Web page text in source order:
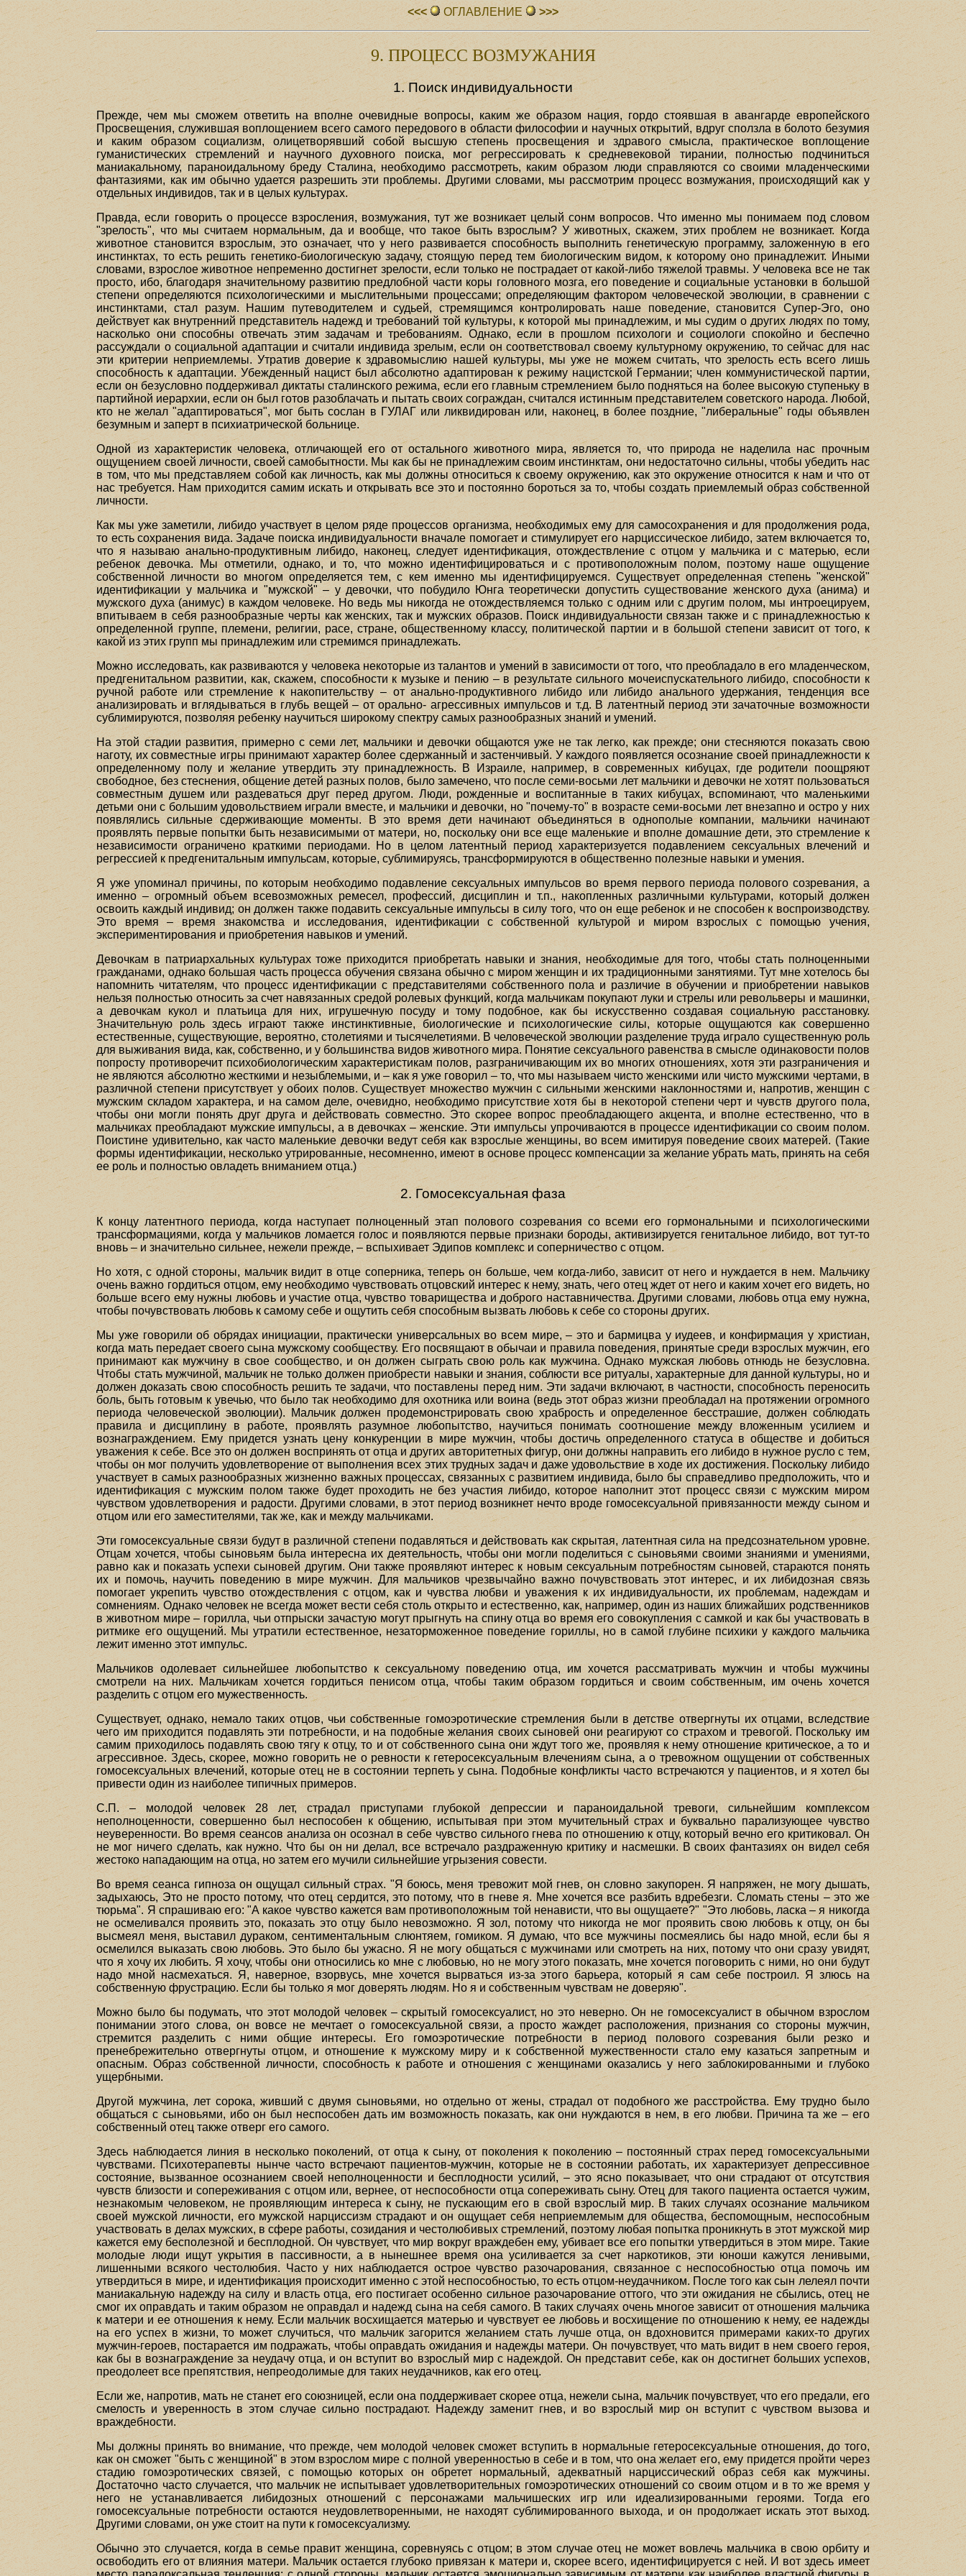
<<< ОГЛАВЛЕHИЕ >>>
9. ПРОЦЕСС ВОЗМУЖАНИЯ
1. Поиск индивидуальности
Прежде, чем мы сможем ответить на вполне очевидные вопросы, каким же образом нация, гордо стоявшая в авангарде европейского
Просвещения, служившая воплощением всего самого передового в области философии и научных открытий, вдруг сползла в болото безумия
и каким образом социализм, олицетворявший собой высшую степень просвещения и здравого смысла, практическое воплощение
гуманистических стремлений и научного духовного поиска, мог регрессировать к средневековой тирании, полностью подчиниться
маниакальному, параноидальному бреду Сталина, необходимо рассмотреть, каким образом люди справляются со своими младенческими
фантазиями, как им обычно удается разрешить эти проблемы. Другими словами, мы рассмотрим процесс возмужания, происходящий как у
отдельных индивидов, так и в целых культурах.
Правда, если говорить о процессе взросления, возмужания, тут же возникает целый сонм вопросов. Что именно мы понимаем под словом
"зрелость", что мы считаем нормальным, да и вообще, что такое быть взрослым? У животных, скажем, этих проблем не возникает. Когда
животное становится взрослым, это означает, что у него развивается способность выполнить генетическую программу, заложенную в его
инстинктах, то есть решить генетико-биологическую задачу, стоящую перед тем биологическим видом, к которому оно принадлежит. Иными
словами, взрослое животное непременно достигнет зрелости, если только не пострадает от какой-либо тяжелой травмы. У человека все не так
просто, ибо, благодаря значительному развитию предлобной части коры головного мозга, его поведение и социальные установки в большой
степени определяются психологическими и мыслительными процессами; определяющим фактором человеческой эволюции, в сравнении с
инстинктами, стал разум. Нашим путеводителем и судьей, стремящимся контролировать наше поведение, становится Супер-Эго, оно
действует как внутренний представитель надежд и требований той культуры, к которой мы принадлежим, и мы судим о других людях по тому,
насколько они способны отвечать этим задачам и требованиям. Однако, если в прошлом психологи и социологи спокойно и беспечно
рассуждали о социальной адаптации и считали индивида зрелым, если он соответствовал своему культурному окружению, то сейчас для нас
эти критерии неприемлемы. Утратив доверие к здравомыслию нашей культуры, мы уже не можем считать, что зрелость есть всего лишь
способность к адаптации. Убежденный нацист был абсолютно адаптирован к режиму нацистской Германии; член коммунистической партии,
если он безусловно поддерживал диктаты сталинского режима, если его главным стремлением было подняться на более высокую ступеньку в
партийной иерархии, если он был готов разоблачать и пытать своих сограждан, считался истинным представителем советского народа. Любой,
кто не желал "адаптироваться", мог быть сослан в ГУЛАГ или ликвидирован или, наконец, в более поздние, "либеральные" годы объявлен
безумным и заперт в психиатрической больнице.
Одной из характеристик человека, отличающей его от остального животного мира, является то, что природа не наделила нас прочным
ощущением своей личности, своей самобытности. Мы как бы не принадлежим своим инстинктам, они недостаточно сильны, чтобы убедить нас
в том, что мы представляем собой как личность, как мы должны относиться к своему окружению, как это окружение относится к нам и что от
нас требуется. Нам приходится самим искать и открывать все это и постоянно бороться за то, чтобы создать приемлемый образ собственной
личности.
Как мы уже заметили, либидо участвует в целом ряде процессов организма, необходимых ему для самосохранения и для продолжения рода,
то есть сохранения вида. Задаче поиска индивидуальности вначале помогает и стимулирует его нарциссическое либидо, затем включается то,
что я называю анально-продуктивным либидо, наконец, следует идентификация, отождествление с отцом у мальчика и с матерью, если
ребенок девочка. Мы отметили, однако, и то, что можно идентифицироваться и с противоположным полом, поэтому наше ощущение
собственной личности во многом определяется тем, с кем именно мы идентифицируемся. Существует определенная степень "женской"
идентификации у мальчика и "мужской" – у девочки, что побудило Юнга теоретически допустить существование женского духа (анима) и
мужского духа (анимус) в каждом человеке. Но ведь мы никогда не отождествляемся только с одним или с другим полом, мы интроецируем,
впитываем в себя разнообразные черты как женских, так и мужских образов. Поиск индивидуальности связан также и с принадлежностью к
определенной группе, племени, религии, расе, стране, общественному классу, политической партии и в большой степени зависит от того, к
какой из этих групп мы принадлежим или стремимся принадлежать.
Можно исследовать, как развиваются у человека некоторые из талантов и умений в зависимости от того, что преобладало в его младенческом,
предгенитальном развитии, как, скажем, способности к музыке и пению – в результате сильного мочеиспускательного либидо, способности к
ручной работе или стремление к накопительству – от анально-продуктивного либидо или либидо анального удержания, тенденция все
анализировать и вглядываться в глубь вещей – от орально- агрессивных импульсов и т.д. В латентный период эти зачаточные возможности
сублимируются, позволяя ребенку научиться широкому спектру самых разнообразных знаний и умений.
На этой стадии развития, примерно с семи лет, мальчики и девочки общаются уже не так легко, как прежде; они стесняются показать свою
наготу, их совместные игры принимают характер более сдержанный и застенчивый. У каждого появляется осознание своей принадлежности к
определенному полу и желание утвердить эту принадлежность. В Израиле, например, в современных кибуцах, где родители поощряют
свободное, без стеснения, общение детей разных полов, было замечено, что после семи-восьми лет мальчики и девочки не хотят пользоваться
совместным душем или раздеваться друг перед другом. Люди, рожденные и воспитанные в таких кибуцах, вспоминают, что маленькими
детьми они с большим удовольствием играли вместе, и мальчики и девочки, но "почему-то" в возрасте семи-восьми лет внезапно и остро у них
появлялись сильные сдерживающие моменты. В это время дети начинают объединяться в однополые компании, мальчики начинают
проявлять первые попытки быть независимыми от матери, но, поскольку они все еще маленькие и вполне домашние дети, это стремление к
независимости ограничено краткими периодами. Но в целом латентный период характеризуется подавлением сексуальных влечений и
регрессией к предгенитальным импульсам, которые, сублимируясь, трансформируются в общественно полезные навыки и умения.
Я уже упоминал причины, по которым необходимо подавление сексуальных импульсов во время первого периода полового созревания, а
именно – огромный объем всевозможных ремесел, профессий, дисциплин и т.п., накопленных различными культурами, который должен
освоить каждый индивид; он должен также подавить сексуальные импульсы в силу того, что он еще ребенок и не способен к воспроизводству.
Это время – время знакомства и исследования, идентификации с собственной культурой и миром взрослых с помощью учения,
экспериментирования и приобретения навыков и умений.
Девочкам в патриархальных культурах тоже приходится приобретать навыки и знания, необходимые для того, чтобы стать полноценными
гражданами, однако большая часть процесса обучения связана обычно с миром женщин и их традиционными занятиями. Тут мне хотелось бы
напомнить читателям, что процесс идентификации с представителями собственного пола и различие в обучении и приобретении навыков
нельзя полностью относить за счет навязанных средой ролевых функций, когда мальчикам покупают луки и стрелы или револьверы и машинки,
а девочкам кукол и платьица для них, игрушечную посуду и тому подобное, как бы искусственно создавая социальную расстановку.
Значительную роль здесь играют также инстинктивные, биологические и психологические силы, которые ощущаются как совершенно
естественные, существующие, вероятно, столетиями и тысячелетиями. В человеческой эволюции разделение труда играло существенную роль
для выживания вида, как, собственно, и у большинства видов животного мира. Понятие сексуального равенства в смысле одинаковости полов
попросту противоречит психобиологическим характеристикам полов, разграничивающим их во многих отношениях, хотя эти разграничения и
не являются абсолютно жесткими и незыблемыми, и – как я уже говорил – то, что мы называем чисто женскими или чисто мужскими чертами, в
различной степени присутствует у обоих полов. Существует множество мужчин с сильными женскими наклонностями и, напротив, женщин с
мужским складом характера, и на самом деле, очевидно, необходимо присутствие хотя бы в некоторой степени черт и чувств другого пола,
чтобы они могли понять друг друга и действовать совместно. Это скорее вопрос преобладающего акцента, и вполне естественно, что в
мальчиках преобладают мужские импульсы, а в девочках – женские. Эти импульсы упрочиваются в процессе идентификации со своим полом.
Поистине удивительно, как часто маленькие девочки ведут себя как взрослые женщины, во всем имитируя поведение своих матерей. (Такие
формы идентификации, несколько утрированные, несомненно, имеют в основе процесс компенсации за желание убрать мать, принять на себя
ее роль и полностью овладеть вниманием отца.)
2. Гомосексуальная фаза
К концу латентного периода, когда наступает полноценный этап полового созревания со всеми его гормональными и психологическими
трансформациями, когда у мальчиков ломается голос и появляются первые признаки бороды, активизируется генитальное либидо, вот тут-то
вновь – и значительно сильнее, нежели прежде, – вспыхивает Эдипов комплекс и соперничество с отцом.
Но хотя, с одной стороны, мальчик видит в отце соперника, теперь он больше, чем когда-либо, зависит от него и нуждается в нем. Мальчику
очень важно гордиться отцом, ему необходимо чувствовать отцовский интерес к нему, знать, чего отец ждет от него и каким хочет его видеть, но
больше всего ему нужны любовь и участие отца, чувство товарищества и доброго наставничества. Другими словами, любовь отца ему нужна,
чтобы почувствовать любовь к самому себе и ощутить себя способным вызвать любовь к себе со стороны других.
Мы уже говорили об обрядах инициации, практически универсальных во всем мире, – это и бармицва у иудеев, и конфирмация у христиан,
когда мать передает своего сына мужскому сообществу. Его посвящают в обычаи и правила поведения, принятые среди взрослых мужчин, его
принимают как мужчину в свое сообщество, и он должен сыграть свою роль как мужчина. Однако мужская любовь отнюдь не безусловна.
Чтобы стать мужчиной, мальчик не только должен приобрести навыки и знания, соблюсти все ритуалы, характерные для данной культуры, но и
должен доказать свою способность решить те задачи, что поставлены перед ним. Эти задачи включают, в частности, способность переносить
боль, быть готовым к увечью, что было так необходимо для охотника или воина (ведь этот образ жизни преобладал на протяжении огромного
периода человеческой эволюции). Мальчик должен продемонстрировать свою храбрость и определенное бесстрашие, должен соблюдать
правила и дисциплину в работе, проявлять разумное любопытство, научиться понимать соотношение между вложенным усилием и
вознаграждением. Ему придется узнать цену конкуренции в мире мужчин, чтобы достичь определенного статуса в обществе и добиться
уважения к себе. Все это он должен воспринять от отца и других авторитетных фигур, они должны направить его либидо в нужное русло с тем,
чтобы он мог получить удовлетворение от выполнения всех этих трудных задач и даже удовольствие в ходе их достижения. Поскольку либидо
участвует в самых разнообразных жизненно важных процессах, связанных с развитием индивида, было бы справедливо предположить, что и
идентификация с мужским полом также будет проходить не без участия либидо, которое наполнит этот процесс связи с мужским миром
чувством удовлетворения и радости. Другими словами, в этот период возникнет нечто вроде гомосексуальной привязанности между сыном и
отцом или его заместителями, так же, как и между мальчиками.
Эти гомосексуальные связи будут в различной степени подавляться и действовать как скрытая, латентная сила на предсознательном уровне.
Отцам хочется, чтобы сыновьям была интересна их деятельность, чтобы они могли поделиться с сыновьями своими знаниями и умениями,
равно как и показать успехи сыновей другим. Они также проявляют интерес к новым сексуальным потребностям сыновей, стараются понять
их и помочь, научить поведению в мире мужчин. Для мальчиков чрезвычайно важно почувствовать этот интерес, и их либидозная связь
помогает укрепить чувство отождествления с отцом, как и чувства любви и уважения к их индивидуальности, их проблемам, надеждам и
сомнениям. Однако человек не всегда может вести себя столь открыто и естественно, как, например, один из наших ближайших родственников
в животном мире – горилла, чьи отпрыски зачастую могут прыгнуть на спину отца во время его совокупления с самкой и как бы участвовать в
ритмике его ощущений. Мы утратили естественное, незаторможенное поведение гориллы, но в самой глубине психики у каждого мальчика
лежит именно этот импульс.
Мальчиков одолевает сильнейшее любопытство к сексуальному поведению отца, им хочется рассматривать мужчин и чтобы мужчины
смотрели на них. Мальчикам хочется гордиться пенисом отца, чтобы таким образом гордиться и своим собственным, им очень хочется
разделить с отцом его мужественность.
Существует, однако, немало таких отцов, чьи собственные гомоэротические стремления были в детстве отвергнуты их отцами, вследствие
чего им приходится подавлять эти потребности, и на подобные желания своих сыновей они реагируют со страхом и тревогой. Поскольку им
самим приходилось подавлять свою тягу к отцу, то и от собственного сына они ждут того же, проявляя к нему отношение критическое, а то и
агрессивное. Здесь, скорее, можно говорить не о ревности к гетеросексуальным влечениям сына, а о тревожном ощущении от собственных
гомосексуальных влечений, которые отец не в состоянии терпеть у сына. Подобные конфликты часто встречаются у пациентов, и я хотел бы
привести один из наиболее типичных примеров.
С.П. – молодой человек 28 лет, страдал приступами глубокой депрессии и параноидальной тревоги, сильнейшим комплексом
неполноценности, совершенно был неспособен к общению, испытывая при этом мучительный страх и буквально парализующее чувство
неуверенности. Во время сеансов анализа он осознал в себе чувство сильного гнева по отношению к отцу, который вечно его критиковал. Он
не мог ничего сделать, как нужно. Что бы он ни делал, все встречало раздраженную критику и насмешки. В своих фантазиях он видел себя
жестоко нападающим на отца, но затем его мучили сильнейшие угрызения совести.
Во время сеанса гипноза он ощущал сильный страх. "Я боюсь, меня тревожит мой гнев, он словно закупорен. Я напряжен, не могу дышать,
задыхаюсь, Это не просто потому, что отец сердится, это потому, что в гневе я. Мне хочется все разбить вдребезги. Сломать стены – это же
тюрьма". Я спрашиваю его: "А какое чувство кажется вам противоположным той ненависти, что вы ощущаете?" "Это любовь, ласка – я никогда
не осмеливался проявить это, показать это отцу было невозможно. Я зол, потому что никогда не мог проявить свою любовь к отцу, он бы
высмеял меня, выставил дураком, сентиментальным слюнтяем, гомиком. Я думаю, что все мужчины посмеялись бы надо мной, если бы я
осмелился выказать свою любовь. Это было бы ужасно. Я не могу общаться с мужчинами или смотреть на них, потому что они сразу увидят,
что я хочу их любить. Я хочу, чтобы они относились ко мне с любовью, но не могу этого показать, мне хочется поговорить с ними, но они будут
надо мной насмехаться. Я, наверное, взорвусь, мне хочется вырваться из-за этого барьера, который я сам себе построил. Я злюсь на
собственную фрустрацию. Если бы только я мог доверять людям. Но я и собственным чувствам не доверяю".
Можно было бы подумать, что этот молодой человек – скрытый гомосексуалист, но это неверно. Он не гомосексуалист в обычном взрослом
понимании этого слова, он вовсе не мечтает о гомосексуальной связи, а просто жаждет расположения, признания со стороны мужчин,
стремится разделить с ними общие интересы. Его гомоэротические потребности в период полового созревания были резко и
пренебрежительно отвергнуты отцом, и отношение к мужскому миру и к собственной мужественности стало ему казаться запретным и
опасным. Образ собственной личности, способность к работе и отношения с женщинами оказались у него заблокированными и глубоко
ущербными.
Другой мужчина, лет сорока, живший с двумя сыновьями, но отдельно от жены, страдал от подобного же расстройства. Ему трудно было
общаться с сыновьями, ибо он был неспособен дать им возможность показать, как они нуждаются в нем, в его любви. Причина та же – его
собственный отец также отверг его самого.
Здесь наблюдается линия в несколько поколений, от отца к сыну, от поколения к поколению – постоянный страх перед гомосексуальными
чувствами. Психотерапевты нынче часто встречают пациентов-мужчин, которые не в состоянии работать, их характеризует депрессивное
состояние, вызванное осознанием своей неполноценности и бесплодности усилий, – это ясно показывает, что они страдают от отсутствия
чувств близости и сопереживания с отцом или, вернее, от неспособности отца сопереживать сыну. Отец для такого пациента остается чужим,
незнакомым человеком, не проявляющим интереса к сыну, не пускающим его в свой взрослый мир. В таких случаях осознание мальчиком
своей мужской личности, его мужской нарциссизм страдают и он ощущает себя неприемлемым для общества, беспомощным, неспособным
участвовать в делах мужских, в сфере работы, созидания и честолюбивых стремлений, поэтому любая попытка проникнуть в этот мужской мир
кажется ему бесполезной и бесплодной. Он чувствует, что мир вокруг враждебен ему, убивает все его попытки утвердиться в этом мире. Такие
молодые люди ищут укрытия в пассивности, а в нынешнее время она усиливается за счет наркотиков, эти юноши кажутся ленивыми,
лишенными всякого честолюбия. Часто у них наблюдается острое чувство разочарования, связанное с неспособностью отца помочь им
утвердиться в мире, и идентификация происходит именно с этой неспособностью, то есть отцом-неудачником. После того как сын лелеял почти
маниакальную надежду на силу и власть отца, его постигает особенно сильное разочарование оттого, что эти ожидания не сбылись, отец не
смог их оправдать и таким образом не оправдал и надежд сына на себя самого. В таких случаях очень многое зависит от отношения мальчика
к матери и ее отношения к нему. Если мальчик восхищается матерью и чувствует ее любовь и восхищение по отношению к нему, ее надежды
на его успех в жизни, то может случиться, что мальчик загорится желанием стать лучше отца, он вдохновится примерами каких-то других
мужчин-героев, постарается им подражать, чтобы оправдать ожидания и надежды матери. Он почувствует, что мать видит в нем своего героя,
как бы в вознаграждение за неудачу отца, и он вступит во взрослый мир с надеждой. Он представит себе, как он достигнет больших успехов,
преодолеет все препятствия, непреодолимые для таких неудачников, как его отец.
Если же, напротив, мать не станет его союзницей, если она поддерживает скорее отца, нежели сына, мальчик почувствует, что его предали, его
смелость и уверенность в этом случае сильно пострадают. Надежду заменит гнев, и во взрослый мир он вступит с чувством вызова и
враждебности.
Мы должны принять во внимание, что прежде, чем молодой человек сможет вступить в нормальные гетеросексуальные отношения, до того,
как он сможет "быть с женщиной" в этом взрослом мире с полной уверенностью в себе и в том, что она желает его, ему придется пройти через
стадию гомоэротических связей, с помощью которых он обретет нормальный, адекватный нарциссический образ себя как мужчины.
Достаточно часто случается, что мальчик не испытывает удовлетворительных гомоэротических отношений со своим отцом и в то же время у
него не устанавливается либидозных отношений с персонажами мальчишеских игр или идеализированными героями. Тогда его
гомосексуальные потребности остаются неудовлетворенными, не находят сублимированного выхода, и он продолжает искать этот выход.
Другими словами, он уже стоит на пути к гомосексуализму.
Обычно это случается, когда в семье правит женщина, соревнуясь с отцом; в этом случае отец не может вовлечь мальчика в свою орбиту и
освободить его от влияния матери. Мальчик остается глубоко привязан к матери и, скорее всего, идентифицируется с ней. И вот здесь имеет